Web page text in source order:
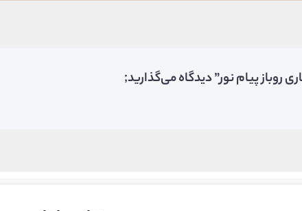
پیام نور” دیدگاه می‌گذارید;